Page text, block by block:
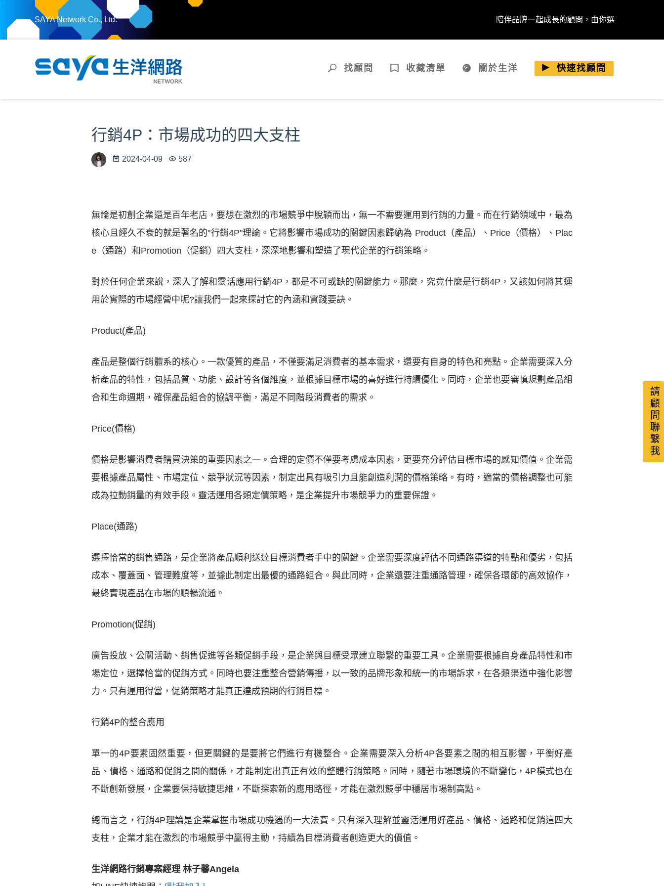
SAYA Network Co., Ltd. 陪伴品牌一起成長的顧問，由你選
找顧問 收藏清單 關於生洋 快速找顧問
行銷4P：市場成功的四大支柱
2024-04-09 587
無論是初創企業還是百年老店，要想在激烈的市場競爭中脫穎而出，無一不需要運用到行銷的力量。而在行銷領域中，最為
核心且經久不衰的就是著名的"行銷4P"理論。它將影響市場成功的關鍵因素歸納為 Product（產品）、Price（價格）、Plac
e（通路）和Promotion（促銷）四大支柱，深深地影響和塑造了現代企業的行銷策略。
對於任何企業來說，深入了解和靈活應用行銷4P，都是不可或缺的關鍵能力。那麼，究竟什麼是行銷4P，又該如何將其運
用於實際的市場經營中呢?讓我們一起來探討它的內涵和實踐要訣。
Product(產品)
產品是整個行銷體系的核心。一款優質的產品，不僅要滿足消費者的基本需求，還要有自身的特色和亮點。企業需要深入分
析產品的特性，包括品質、功能、設計等各個維度，並根據目標市場的喜好進行持續優化。同時，企業也要審慎規劃產品組
合和生命週期，確保產品組合的協調平衡，滿足不同階段消費者的需求。
Price(價格)
價格是影響消費者購買決策的重要因素之一。合理的定價不僅要考慮成本因素，更要充分評估目標市場的感知價值。企業需
要根據產品屬性、市場定位、競爭狀況等因素，制定出具有吸引力且能創造利潤的價格策略。有時，適當的價格調整也可能
成為拉動銷量的有效手段。靈活運用各類定價策略，是企業提升市場競爭力的重要保證。
Place(通路)
選擇恰當的銷售通路，是企業將產品順利送達目標消費者手中的關鍵。企業需要深度評估不同通路渠道的特點和優劣，包括
成本、覆蓋面、管理難度等，並據此制定出最優的通路組合。與此同時，企業還要注重通路管理，確保各環節的高效協作，
最終實現產品在市場的順暢流通。
Promotion(促銷)
廣告投放、公關活動、銷售促進等各類促銷手段，是企業與目標受眾建立聯繫的重要工具。企業需要根據自身產品特性和市
場定位，選擇恰當的促銷方式。同時也要注重整合營銷傳播，以一致的品牌形象和統一的市場訴求，在各類渠道中強化影響
力。只有運用得當，促銷策略才能真正達成預期的行銷目標。
行銷4P的整合應用
單一的4P要素固然重要，但更關鍵的是要將它們進行有機整合。企業需要深入分析4P各要素之間的相互影響，平衡好產
品、價格、通路和促銷之間的關係，才能制定出真正有效的整體行銷策略。同時，隨著市場環境的不斷變化，4P模式也在
不斷創新發展，企業要保持敏捷思維，不斷探索新的應用路徑，才能在激烈競爭中穩居市場制高點。
總而言之，行銷4P理論是企業掌握市場成功機遇的一大法寶。只有深入理解並靈活運用好產品、價格、通路和促銷這四大
支柱，企業才能在激烈的市場競爭中贏得主動，持續為目標消費者創造更大的價值。
生洋網路行銷專案經理 林子馨Angela
請顧問聯繫我